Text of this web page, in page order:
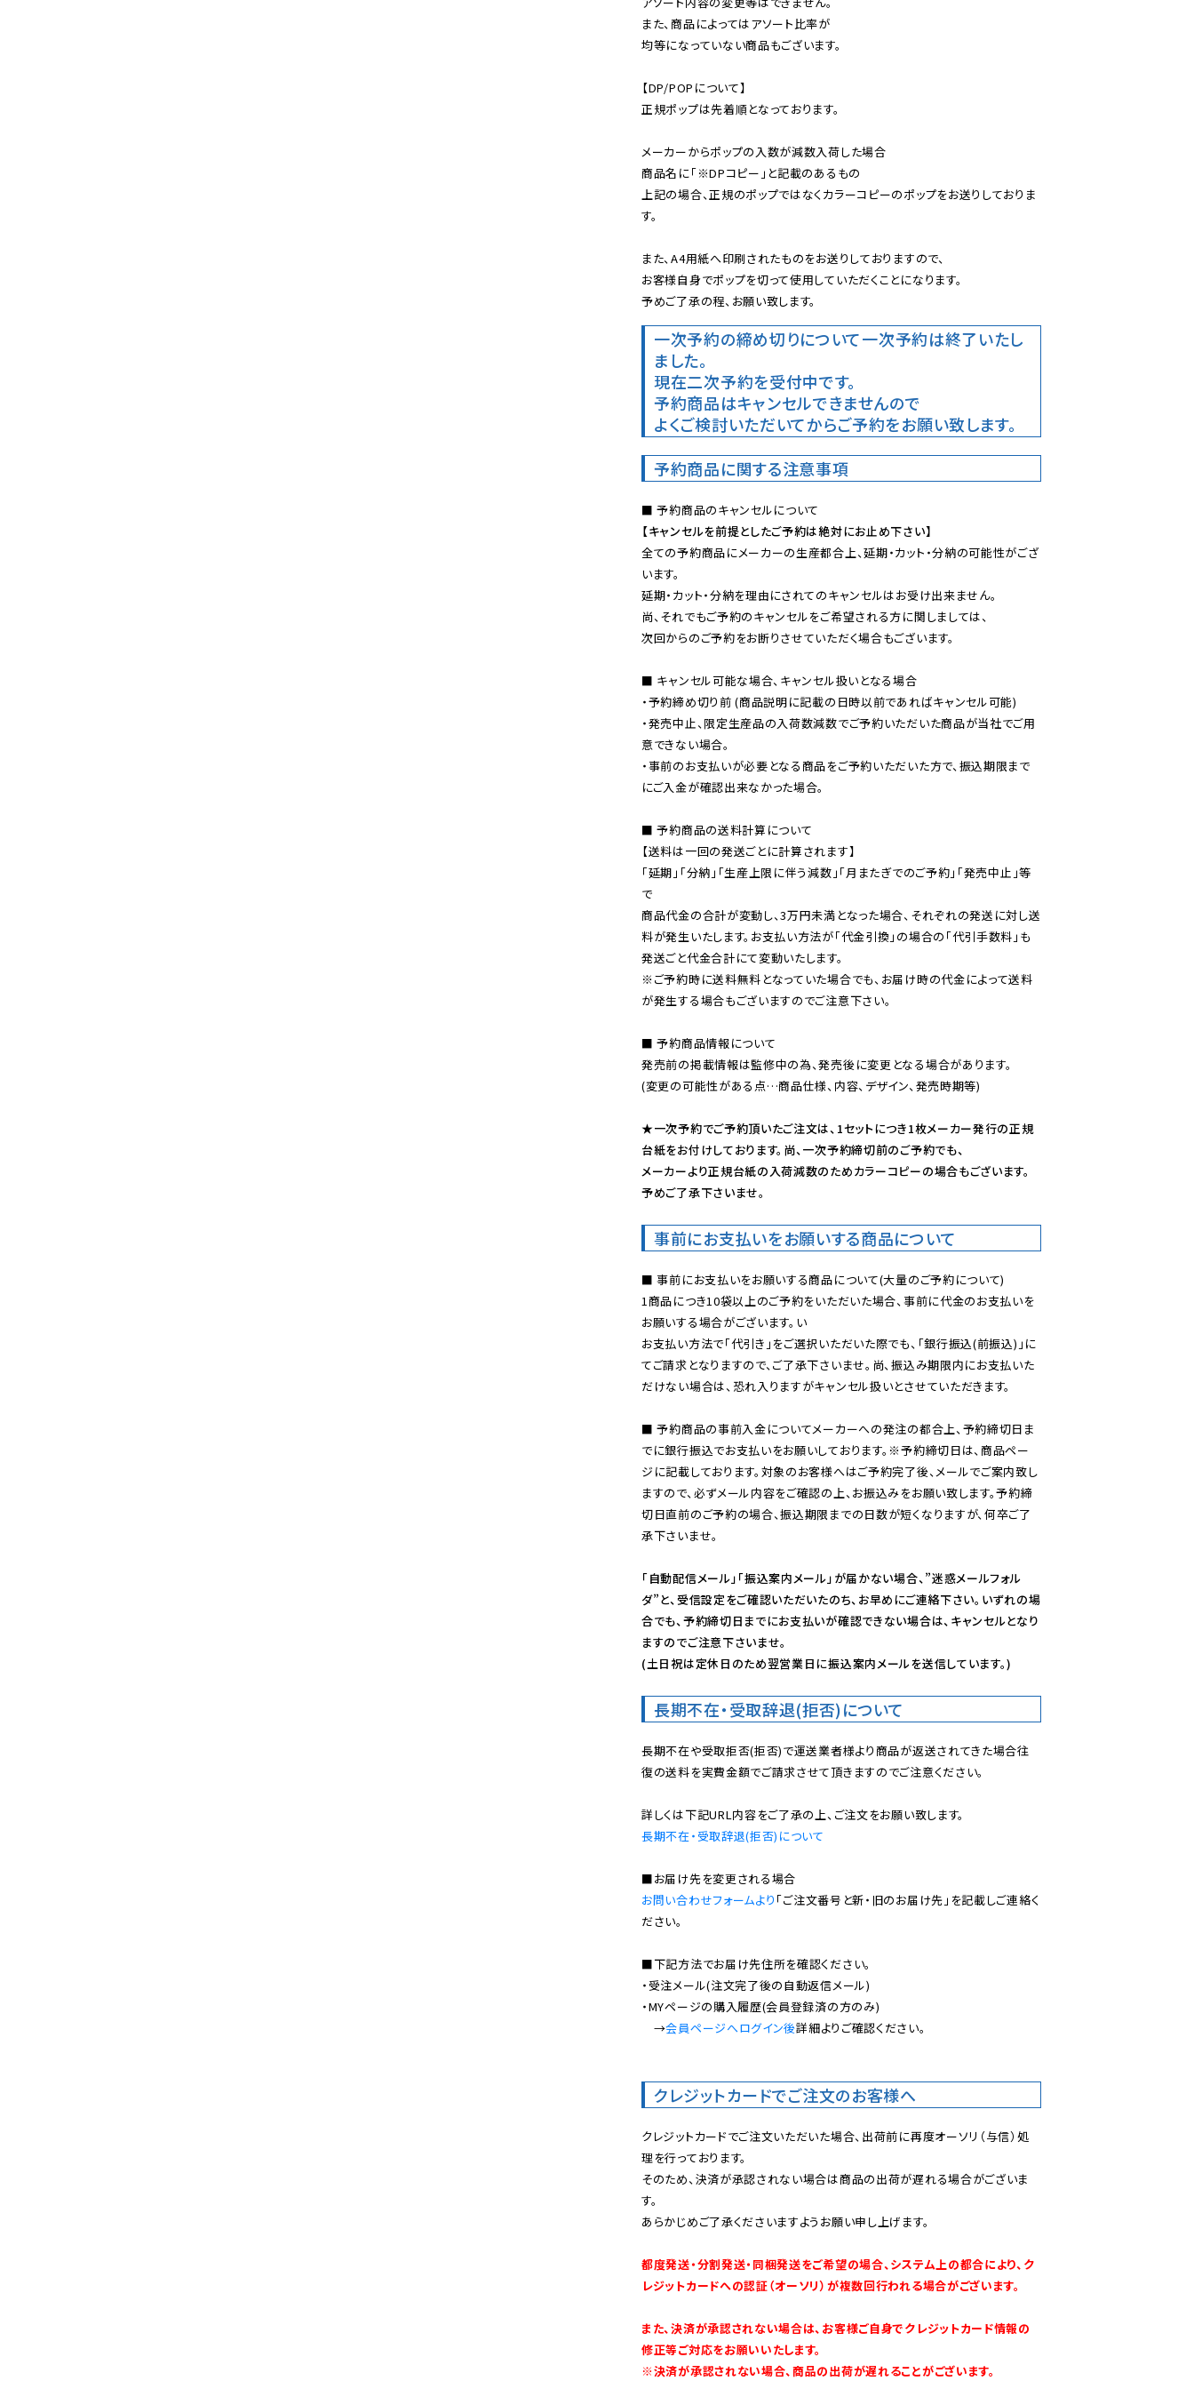
また、商品によってはアソート比率が
均等になっていない商品もございます。
【DP/POPについて】
正規ポップは先着順となっております。
メーカーからポップの入数が減数入荷した場合
商品名に「※DPコピー」と記載のあるもの
上記の場合、正規のポップではなくカラーコピーのポップをお送りしておりま
す。
また、A4用紙へ印刷されたものをお送りしておりますので、
お客様自身でポップを切って使用していただくことになります。
予めご了承の程、お願い致します。
一次予約の締め切りについて一次予約は終了いたし
ました。
現在二次予約を受付中です。
予約商品はキャンセルできませんので
よくご検討いただいてからご予約をお願い致します。
予約商品に関する注意事項
【キャンセルを前提としたご予約は絶対にお止め下さい】
全ての予約商品にメーカーの生産都合上、延期・カット・分納の可能性がござ
います。
延期・カット・分納を理由にされてのキャンセルはお受け出来ません。
尚、それでもご予約のキャンセルをご希望される方に関しましては、
次回からのご予約をお断りさせていただく場合もございます。
■ キャンセル可能な場合、キャンセル扱いとなる場合
・予約締め切り前 (商品説明に記載の日時以前であればキャンセル可能)
・発売中止、限定生産品の入荷数減数でご予約いただいた商品が当社でご用
意できない場合。
・事前のお支払いが必要となる商品をご予約いただいた方で、振込期限まで
にご入金が確認出来なかった場合。
■ 予約商品の送料計算について
【送料は一回の発送ごとに計算されます】
「延期」「分納」「生産上限に伴う減数」「月またぎでのご予約」「発売中止」等
で
商品代金の合計が変動し、3万円未満となった場合、それぞれの発送に対し送
料が発生いたします。お支払い方法が「代金引換」の場合の「代引手数料」も
※ご予約時に送料無料となっていた場合でも、お届け時の代金によって送料
が発生する場合もございますのでご注意下さい。
■ 予約商品情報について
発売前の掲載情報は監修中の為、発売後に変更となる場合があります。
(変更の可能性がある点…商品仕様、内容、デザイン、発売時期等)
★一次予約でご予約頂いたご注文は、1セットにつき1枚メーカー発行の正規
台紙をお付けしております。尚、一次予約締切前のご予約でも、
メーカーより正規台紙の入荷減数のためカラーコピーの場合もございます。
予めご了承下さいませ。
事前にお支払いをお願いする商品について
■ 事前にお支払いをお願いする商品について(大量のご予約について)
1商品につき10袋以上のご予約をいただいた場合、事前に代金のお支払いを
お願いする場合がございます。い
お支払い方法で「代引き」をご選択いただいた際でも、「銀行振込(前振込)」に
てご請求となりますので、ご了承下さいませ。尚、振込み期限内にお支払いた
だけない場合は、恐れ入りますがキャンセル扱いとさせていただきます。
■ 予約商品の事前入金についてメーカーへの発注の都合上、予約締切日ま
でに銀行振込でお支払いをお願いしております。※予約締切日は、商品ペー
ジに記載しております。対象のお客様へはご予約完了後、メールでご案内致し
ますので、必ずメール内容をご確認の上、お振込みをお願い致します。予約締
切日直前のご予約の場合、振込期限までの日数が短くなりますが、何卒ご了
承下さいませ。
「自動配信メール」「振込案内メール」が届かない場合、”迷惑メールフォル
ダ”と、受信設定をご確認いただいたのち、お早めにご連絡下さい。いずれの場
合でも、予約締切日までにお支払いが確認できない場合は、キャンセルとなり
ますのでご注意下さいませ。
(土日祝は定休日のため翌営業日に振込案内メールを送信しています。)
長期不在・受取辞退(拒否)について
長期不在や受取拒否(拒否)で運送業者様より商品が返送されてきた場合往
復の送料を実費金額でご請求させて頂きますのでご注意ください。
長期不在・受取辞退(拒否)について
お問い合わせフォームより 「ご注文番号と新・旧のお届け先」を記載しご連絡く
ださい。
■下記方法でお届け先住所を確認ください。
・受注メール(注文完了後の自動返信メール)
・MYページの購入履歴(会員登録済の方のみ)
→会員ページへログイン後詳細よりご確認ください。
クレジットカードでご注文のお客様へ
クレジットカードでご注文いただいた場合、出荷前に再度オーソリ（与信）処
理を行っております。
そのため、決済が承認されない場合は商品の出荷が遅れる場合がございま
す。
あらかじめご了承くださいますようお願い申し上げます。
都度発送・分割発送・同梱発送をご希望の場合、システム上の都合により、ク
レジットカードへの認証（オーソリ）が複数回行われる場合がございます。
また、決済が承認されない場合は、お客様ご自身でクレジットカード情報の
修正等ご対応をお願いいたします。
※決済が承認されない場合、商品の出荷が遅れることがございます。